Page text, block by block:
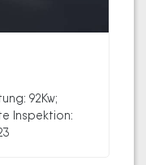
92Kw;
Inspektion: